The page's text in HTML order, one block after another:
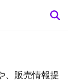
、販売情報提